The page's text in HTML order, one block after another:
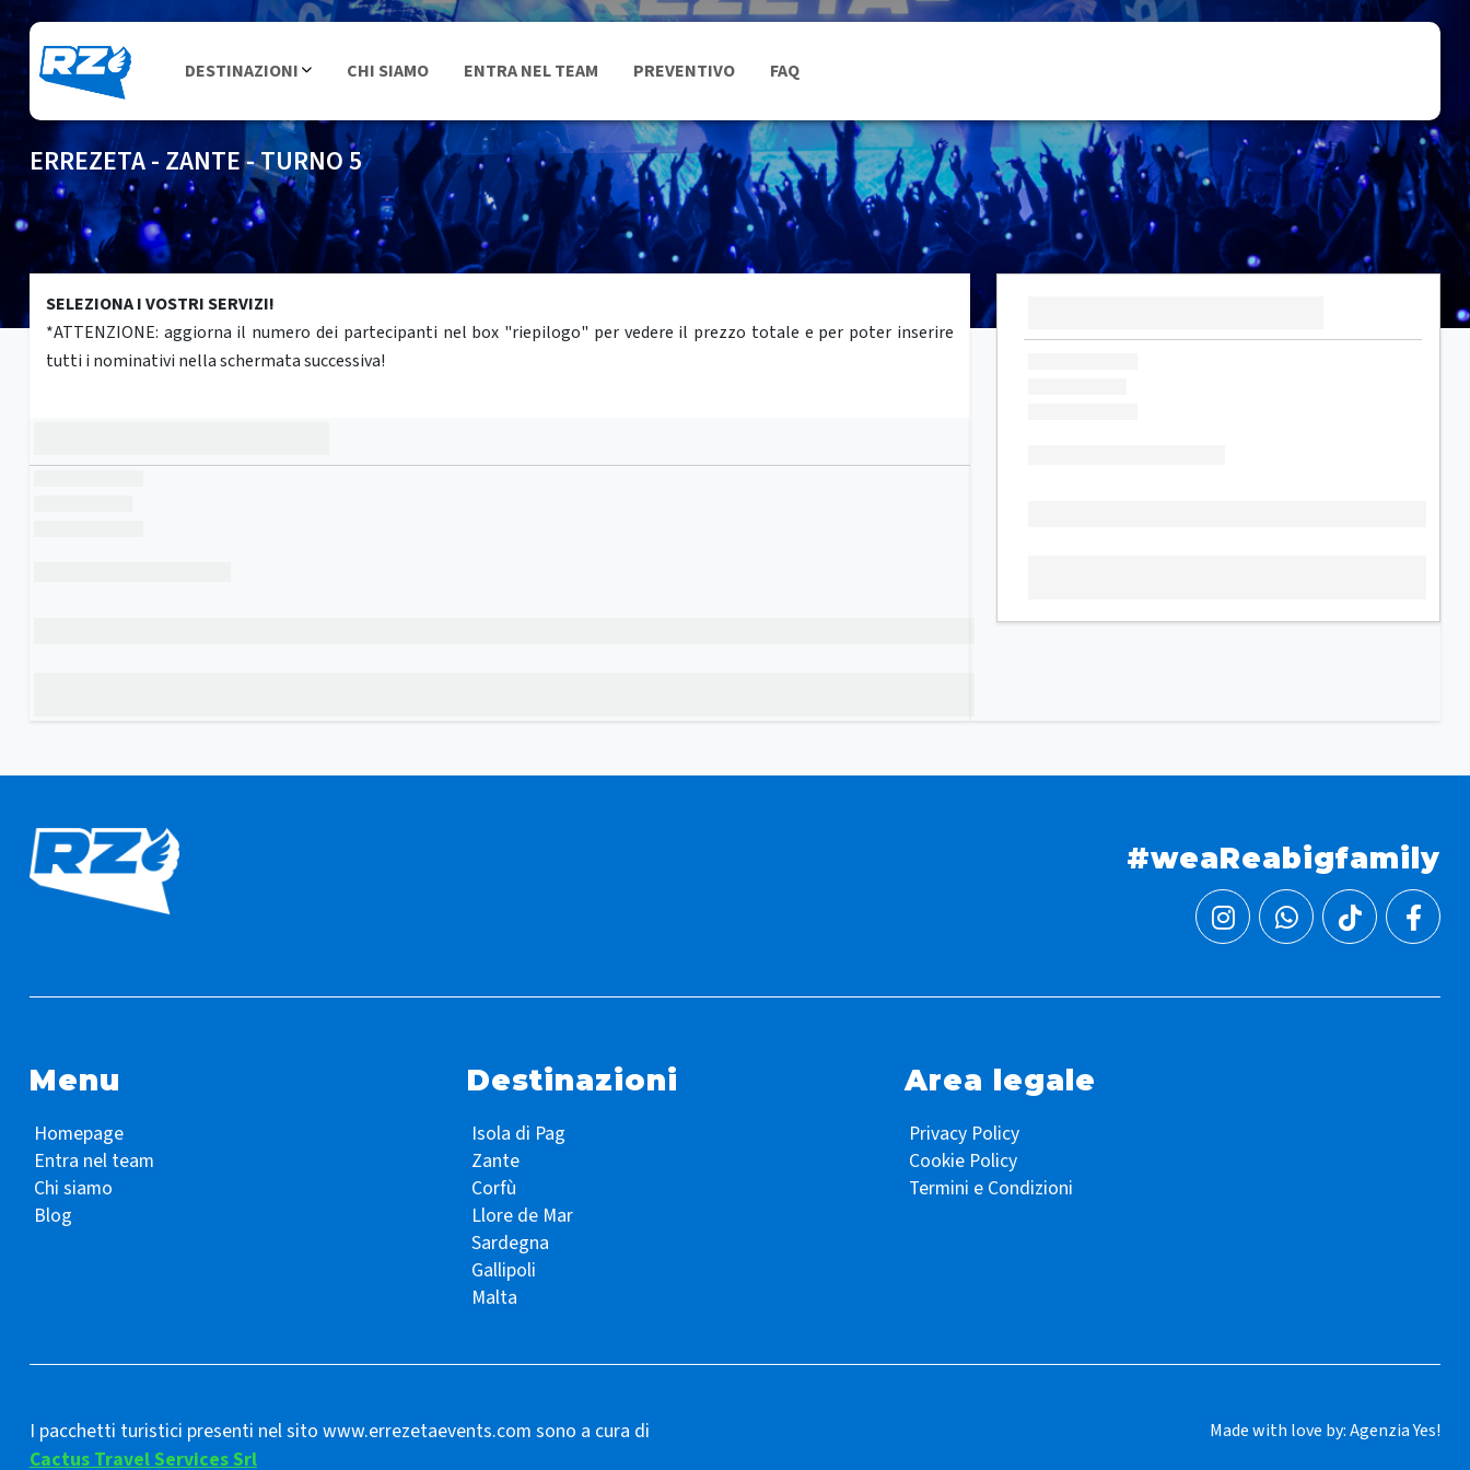
DESTINAZIONI CHI SIAMO ENTRA NEL TEAM PREVENTIVO FAQ
ERREZETA - ZANTE - TURNO 5
SELEZIONA I VOSTRI SERVIZI!
*ATTENZIONE: aggiorna il numero dei partecipanti nel box "riepilogo" per vedere il prezzo totale e per poter inserire
tutti i nominativi nella schermata successiva!
#weaReabigfamily
Menu
Homepage
Entra nel team
Chi siamo
Blog
Destinazioni
Isola di Pag
Zante
Corfù
Llore de Mar
Sardegna
Gallipoli
Malta
Area legale
Privacy Policy
Cookie Policy
Termini e Condizioni
I pacchetti turistici presenti nel sito www.errezetaevents.com sono a cura di
Cactus Travel Services Srl
Made with love by:Agenzia Yes!